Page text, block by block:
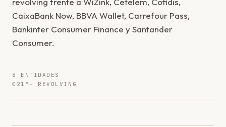
CaixaBank Now, BBVA Wallet, Carrefour Pass,
Bankinter Consumer Finance y Santander
Consumer.
8 ENTIDADES
€21M+ REVOLVING